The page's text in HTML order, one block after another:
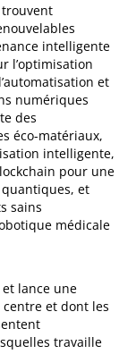
trouvent
intelligente
l’optimisation
et
numériques
des
éco-matériaux,
intelligente,
pour une
et
sains
médicale
et lance une
et dont les
travaille